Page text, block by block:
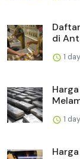
di
1
1